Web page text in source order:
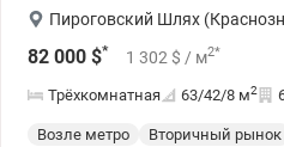
Пироговский Шлях
82 000 $* 1 302 $ / м2*
Трёхкомнатная 63/42/8 м2
Возле метро Вторичный рынок